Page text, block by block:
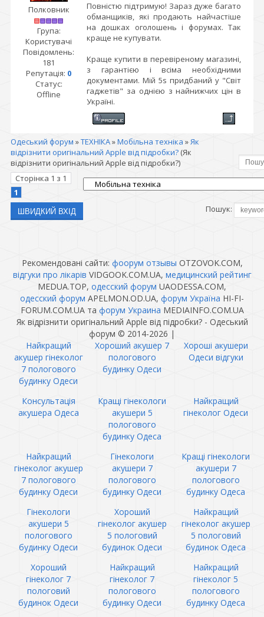
Полковник
Група:
Користувачі
Повідомлень:
181
Репутація: 0
Статус:
Offline
Повністю підтримую! Зараз дуже багато
обманщиків, які продають найчастіше
на дошках оголошень і форумах. Так
краще не купувати.
Краще купити в перевіреному магазині,
з гарантією і всіма необхідними
документами. Мій 5s придбаний у "Світ
гаджетів" за однією з найнижчих цін в
Україні.
Одеський форум »ТЕХНІКА»Мобільна техніка »Як
відрізнити оригінальний Apple від підробки? (Як
відрізнити оригінальний Apple від підробки?)
Сторінка 1 з 1
1
Пошук:
Рекомендовані сайти: фоорум отзывы OTZOVOK.COM,
відгуки про лікарів VIDGOOK.COM.UA, медицинский рейтинг
MEDUA.TOP, одесский форум UAODESSA.COM,
одесский форум APELMON.OD.UA, форум Україна HI-FI-
FORUM.COM.UA та форум Украина MEDIAINFO.COM.UA
Як відрізнити оригінальний Apple від підробки? - Одеський
форум © 2014-2026 |
Найкращий
акушер гінеколог
7 пологового
будинку Одеси
Хороший акушер 7
пологового
будинку Одеси
Хороші акушери
Одеси відгуки
Консультація
акушера Одеса
Кращі гінекологи
акушери 5
пологового
будинку Одеса
Найкращий
гінеколог Одеси
Найкращий
гінеколог акушер
7 пологового
будинку Одеси
Гінекологи
акушери 7
пологового
будинку Одеси
Кращі гінекологи
акушери 7
пологового
будинку Одеса
Гінекологи
акушери 5
пологового
будинку Одеси
Хороший
гінеколог акушер
5 пологовий
будинок Одеси
Найкращий
гінеколог акушер
5 пологовий
будинок Одеса
Хороший
гінеколог 7
пологовий
будинок Одеси
Найкращий
гінеколог 7
пологового
будинку Одеси
Найкращий
гінеколог 5
пологового
будинку Одеса